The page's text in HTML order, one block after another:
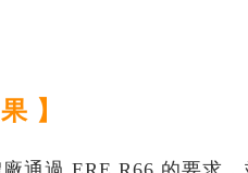
】